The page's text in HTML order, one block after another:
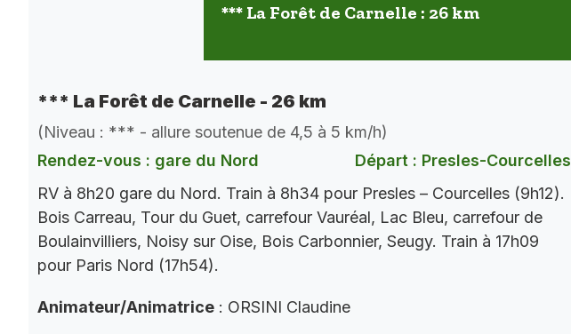
*** La Forêt de Carnelle : 26 km
*** La Forêt de Carnelle - 26 km
(Niveau : *** - allure soutenue de 4,5 à 5 km/h)
Rendez-vous : gare du Nord
Départ : Presles-Courcelles
RV à 8h20 gare du Nord. Train à 8h34 pour Presles – Courcelles (9h12).
Bois Carreau, Tour du Guet, carrefour Vauréal, Lac Bleu, carrefour de
Boulainvilliers, Noisy sur Oise, Bois Carbonnier, Seugy. Train à 17h09
pour Paris Nord (17h54).
Animateur/Animatrice : ORSINI Claudine